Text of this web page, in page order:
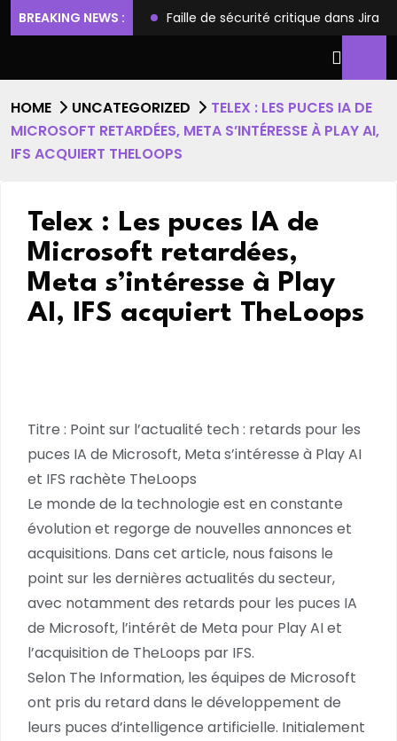
BREAKING NEWS :
et l’accès root Faille de sécurité critique dans Jira
HOME UNCATEGORIZED
TELEX : LES PUCES IA DE
MICROSOFT RETARDÉES, META S’INTÉRESSE À PLAY AI,
IFS ACQUIERT THELOOPS
Telex : Les puces IA de
Microsoft retardées,
Meta s’intéresse à Play
AI, IFS acquiert TheLoops
Titre : Point sur l’actualité tech : retards pour les
puces IA de Microsoft, Meta s’intéresse à Play AI
et IFS rachète TheLoops
Le monde de la technologie est en constante
évolution et regorge de nouvelles annonces et
acquisitions. Dans cet article, nous faisons le
point sur les dernières actualités du secteur,
avec notamment des retards pour les puces IA
de Microsoft, l’intérêt de Meta pour Play AI et
l’acquisition de TheLoops par IFS.
Selon The Information, les équipes de Microsoft
ont pris du retard dans le développement de
leurs puces d’intelligence artificielle. Initialement